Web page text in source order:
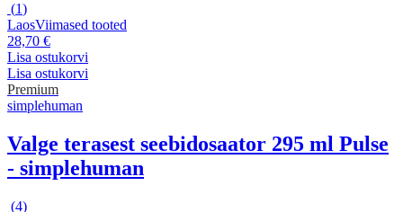
(1)
LaosViimased tooted
28,70 €
Lisa ostukorvi
Lisa ostukorvi
Premium
simplehuman
Valge terasest seebidosaator 295 ml Pulse
- simplehuman
(4)